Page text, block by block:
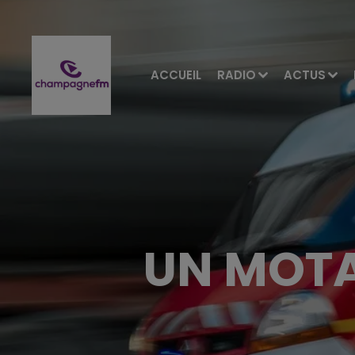
ACCUEIL RADIO ACTUS
UN